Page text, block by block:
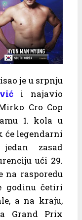
je u srpnju
i najavio
Cro Cop
1. kola u
će legendarni
zasad
ući 29.
na rasporedu
godinu četiri
a na kraju,
Grand Prix